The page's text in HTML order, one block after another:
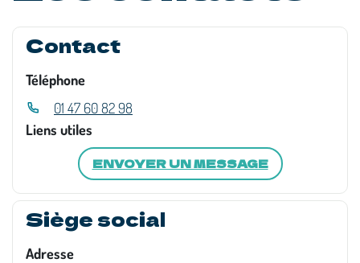
Contact
Téléphone
01 47 60 82 98
Liens utiles
ENVOYER UN MESSAGE
Siège social
Adresse